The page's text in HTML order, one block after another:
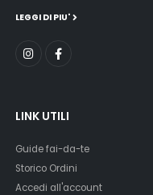
LEGGI DI PIU'
LINK UTILI
Guide fai-da-te
Storico Ordini
Accedi all'account